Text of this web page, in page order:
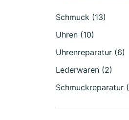
Schmuck (13)
Uhren (10)
Uhrenreparatur (6)
Lederwaren (2)
Schmuckreparatur